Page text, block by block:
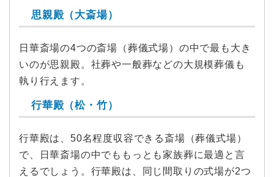
思親殿（大斎場）
日華斎場の4つの斎場（葬儀式場）の中で最も大き
いのが思親殿。社葬や一般葬などの大規模葬儀も
執り行えます。
行華殿（松・竹）
行華殿は、50名程度収容できる斎場（葬儀式場）
で、日華斎場の中でももっとも家族葬に最適と言
えるでしょう。行華殿は、同じ間取りの式場が2つ